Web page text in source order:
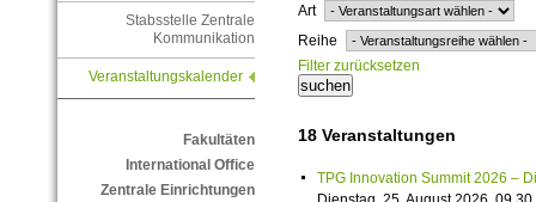
Stabsstelle Zentrale
Kommunikation
Veranstaltungskalender
Fakultäten
International Office
Zentrale Einrichtungen
Art
Reihe
Filter zurücksetzen
18 Veranstaltungen
TPG Innovation Summit 2026 –